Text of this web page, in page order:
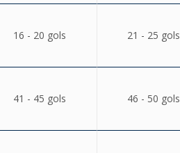
16 - 20 gols 21 - 25 gols
41 - 45 gols 46 - 50 gols